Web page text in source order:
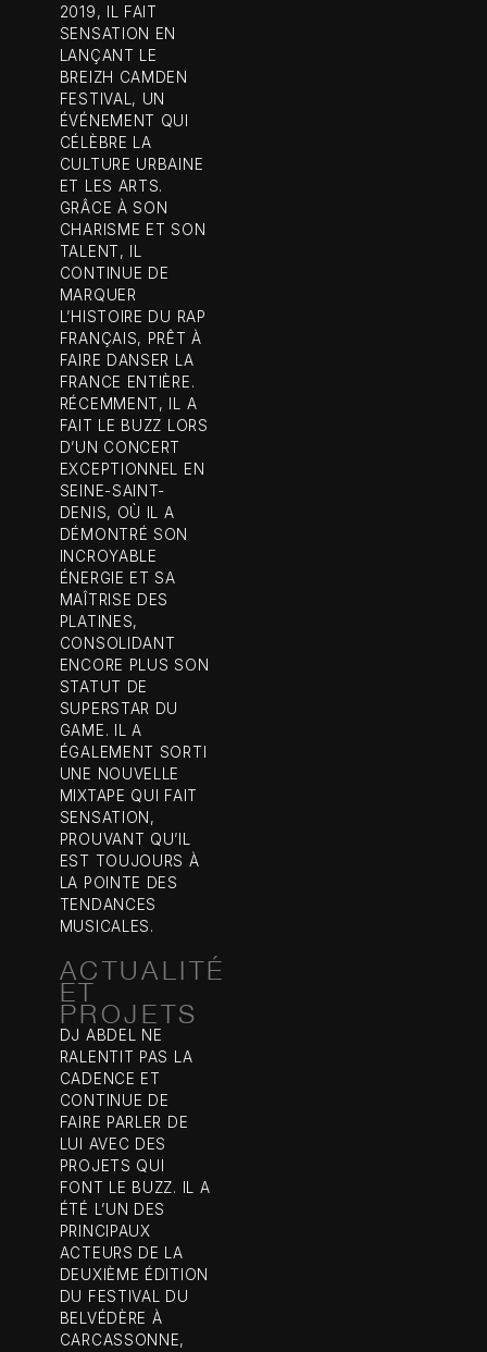
2019, IL FAIT
SENSATION EN
LANÇANT LE
BREIZH CAMDEN
FESTIVAL, UN
ÉVÉNEMENT QUI
CÉLÈBRE LA
CULTURE URBAINE
ET LES ARTS.
GRÂCE À SON
CHARISME ET SON
TALENT, IL
CONTINUE DE
MARQUER
L’HISTOIRE DU RAP
FRANÇAIS, PRÊT À
FAIRE DANSER LA
FRANCE ENTIÈRE.
RÉCEMMENT, IL A
FAIT LE BUZZ LORS
D’UN CONCERT
EXCEPTIONNEL EN
SEINE-SAINT-
DENIS, OÙ IL A
DÉMONTRÉ SON
INCROYABLE
ÉNERGIE ET SA
MAÎTRISE DES
PLATINES,
CONSOLIDANT
ENCORE PLUS SON
STATUT DE
SUPERSTAR DU
GAME. IL A
ÉGALEMENT SORTI
UNE NOUVELLE
MIXTAPE QUI FAIT
SENSATION,
PROUVANT QU’IL
EST TOUJOURS À
LA POINTE DES
TENDANCES
MUSICALES.
ACTUALITÉ
ET
PROJETS
DJ ABDEL NE
RALENTIT PAS LA
CADENCE ET
CONTINUE DE
FAIRE PARLER DE
LUI AVEC DES
PROJETS QUI
FONT LE BUZZ. IL A
ÉTÉ L’UN DES
PRINCIPAUX
ACTEURS DE LA
DEUXIÈME ÉDITION
DU FESTIVAL DU
BELVÉDÈRE À
CARCASSONNE,